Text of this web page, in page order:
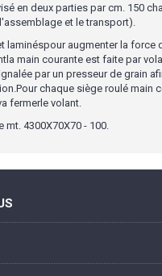
en deux parties par cm. 150
et le transport).
laminéspour augmenter la force
main courante est faite par
par un presseur de grain
chaque siège roulé main
fermerle volant.
4300X70X70 - 100.